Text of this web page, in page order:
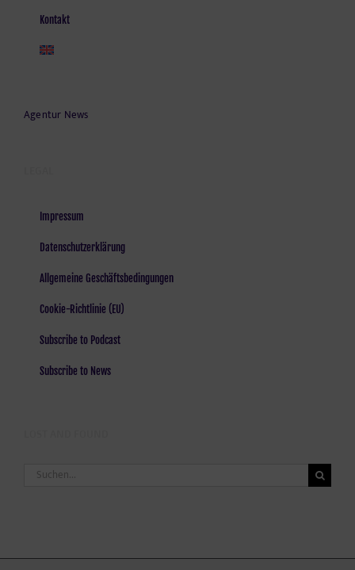
Kontakt
Agentur News
Impressum
Datenschutzerklärung
Allgemeine Geschäftsbedingungen
Cookie-Richtlinie (EU)
Subscribe to Podcast
Subscribe to News
Suche